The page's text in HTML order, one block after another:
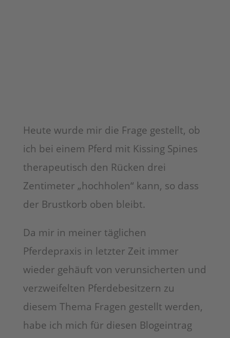
Heute wurde mir die Frage gestellt, ob
ich bei einem Pferd mit Kissing Spines
therapeutisch den Rücken drei
Zentimeter „hochholen“ kann, so dass
der Brustkorb oben bleibt.
Da mir in meiner täglichen
Pferdepraxis in letzter Zeit immer
wieder gehäuft von verunsicherten und
verzweifelten Pferdebesitzern zu
diesem Thema Fragen gestellt werden,
habe ich mich für diesen Blogeintrag